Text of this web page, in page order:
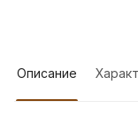
Описание